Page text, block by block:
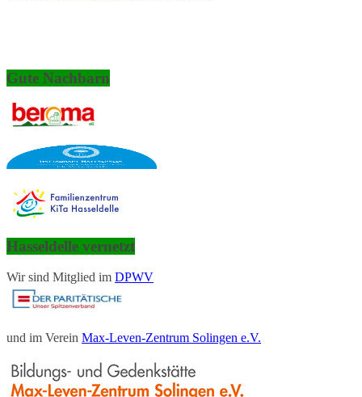
Gute Nachbarn
Hasseldelle vernetzt
Wir sind Mitglied im DPWV
und im Verein Max-Leven-Zentrum Solingen e.V.